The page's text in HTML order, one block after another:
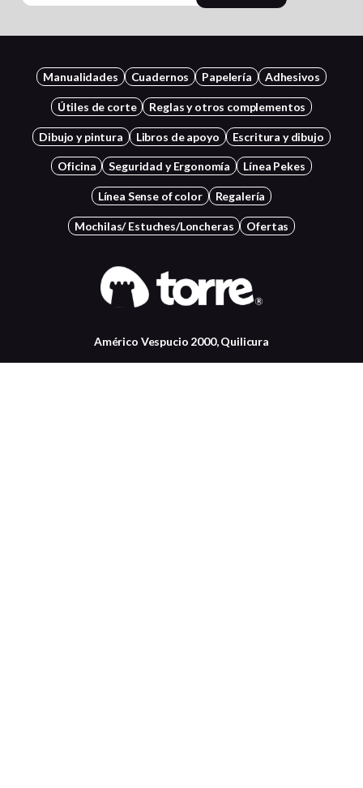
Manualidades Cuadernos Papelería Adhesivos
Útiles de corte Reglas y otros complementos
Dibujo y pintura Libros de apoyo Escritura y dibujo
Oficina Seguridad y Ergonomía Línea Pekes
Línea Sense of color Regalería
Mochilas/ Estuches/Loncheras Ofertas
Américo Vespucio 2000, Quilicura